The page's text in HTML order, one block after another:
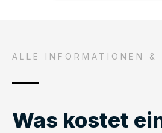
ALLE INFORMATIONEN &
Was kostet